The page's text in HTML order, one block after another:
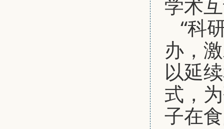
“科
办，
以延
式，
子在